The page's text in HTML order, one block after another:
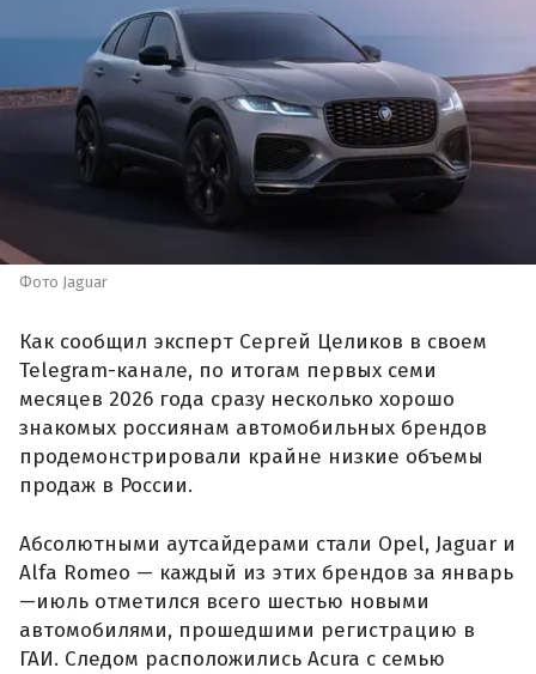
Фото Jaguar
Как сообщил эксперт Сергей Целиков в своем
Telegram-канале, по итогам первых семи
месяцев 2026 года сразу несколько хорошо
знакомых россиянам автомобильных брендов
продемонстрировали крайне низкие объемы
продаж в России.
Абсолютными аутсайдерами стали Opel, Jaguar и
Alfa Romeo — каждый из этих брендов за январь
—июль отметился всего шестью новыми
автомобилями, прошедшими регистрацию в
ГАИ. Следом расположились Acura с семью